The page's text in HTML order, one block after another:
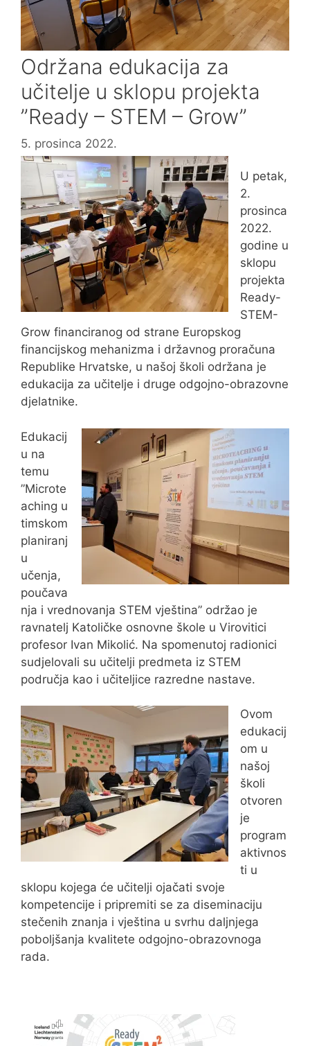
Održana edukacija za
učitelje u sklopu projekta
”Ready – STEM – Grow”
5. prosinca 2022.
U petak,
2.
prosinca
2022.
godine u
sklopu
projekta
Ready-
STEM-
Grow financiranog od strane Europskog
financijskog mehanizma i državnog proračuna
Republike Hrvatske, u našoj školi održana je
edukacija za učitelje i druge odgojno-obrazovne
djelatnike.
Edukacij
u na
temu
”Microte
aching u
timskom
planiranj
u
učenja,
poučava
nja i vrednovanja STEM vještina” održao je
ravnatelj Katoličke osnovne škole u Virovitici
profesor Ivan Mikolić. Na spomenutoj radionici
sudjelovali su učitelji predmeta iz STEM
područja kao i učiteljice razredne nastave.
Ovom
edukacij
om u
našoj
školi
otvoren
je
program
aktivnos
ti u
sklopu kojega će učitelji ojačati svoje
kompetencije i pripremiti se za diseminaciju
stečenih znanja i vještina u svrhu daljnjega
poboljšanja kvalitete odgojno-obrazovnoga
rada.